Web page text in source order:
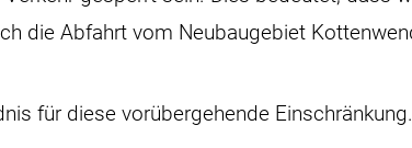
die Abfahrt vom Neubaugebiet
für diese vorübergehende Einschränkung.